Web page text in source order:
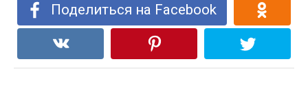
Поделиться на Facebook